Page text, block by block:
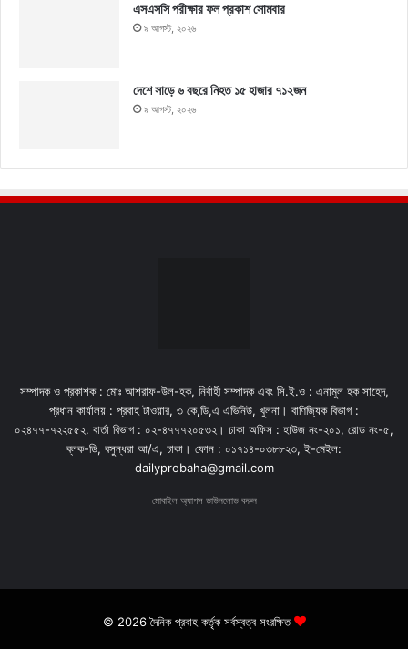
এসএসসি পরীক্ষার ফল প্রকাশ সোমবার
৯ আগস্ট, ২০২৬
দেশে সাড়ে ৬ বছরে নিহত ১৫ হাজার ৭১২জন
৯ আগস্ট, ২০২৬
সম্পাদক ও প্রকাশক : মোঃ আশরাফ-উল-হক, নির্বাহী সম্পাদক এবং সি.ই.ও : এনামুল হক সাহেদ,
প্রধান কার্যালয় : প্রবাহ টাওয়ার, ৩ কে,ডি,এ এভিনিউ, খুলনা। বাণিজ্যিক বিভাগ :
০২৪৭৭-৭২২৫৫২. বার্তা বিভাগ : ০২-৪৭৭৭২০৫৩২। ঢাকা অফিস : হাউজ নং-২০১, রোড নং-৫,
ব্লক-ডি, বসুন্ধরা আ/এ, ঢাকা। ফোন : ০১৭১৪-০৩৮৮২৩, ই-মেইল:
dailyprobaha@gmail.com
মোবাইল অ্যাপস ডাউনলোড করুন
© 2026 দৈনিক প্রবাহ কর্তৃক সর্বস্বত্ব সংরক্ষিত